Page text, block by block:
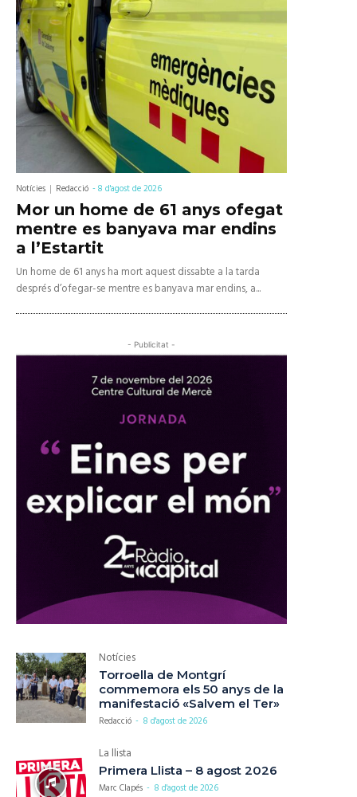
Notícies Redacció -8 d'agost de 2026
Mor un home de 61 anys ofegat
mentre es banyava mar endins
a l’Estartit
Un home de 61 anys ha mort aquest dissabte a la tarda
després d’ofegar-se mentre es banyava mar endins, a...
- Publicitat -
Notícies
Torroella de Montgrí
commemora els 50 anys de la
manifestació «Salvem el Ter»
Redacció - 8 d'agost de 2026
La llista
Primera Llista – 8 agost 2026
Marc Clapés - 8 d'agost de 2026